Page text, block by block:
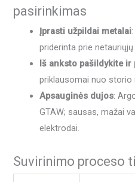
pasirinkimas
Įprasti užpildai metalai
priderinta prie
Iš anksto pašildykite ir
priklausomai nuo storio
Apsauginės dujos:
GTAW; sausas, mažai
elektrodai.
Suvirinimo proceso